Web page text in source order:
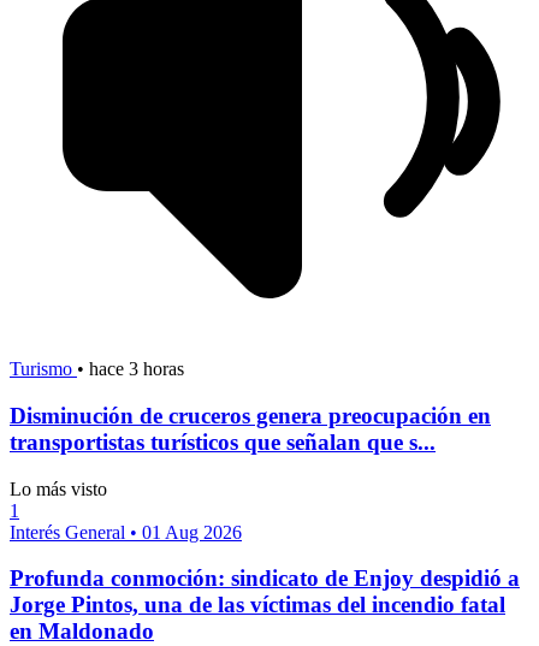
Turismo • hace 3 horas
Disminución de cruceros genera preocupación en
transportistas turísticos que señalan que s...
Lo más visto
1
Interés General • 01 Aug 2026
Profunda conmoción: sindicato de Enjoy despidió a
Jorge Pintos, una de las víctimas del incendio fatal
en Maldonado